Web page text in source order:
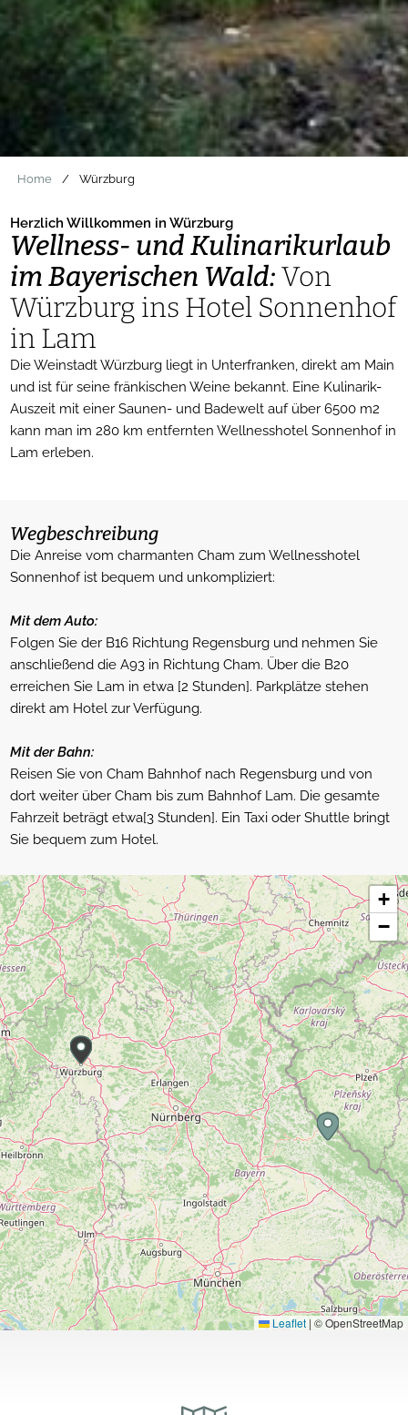
Home / Würzburg
Herzlich Willkommen in Würzburg
Wellness- und Kulinarikurlaub
im Bayerischen Wald:Von
Würzburg ins Hotel Sonnenhof
in Lam
Die Weinstadt Würzburg liegt in Unterfranken, direkt am Main
und ist für seine fränkischen Weine bekannt. Eine Kulinarik-
Auszeit mit einer Saunen- und Badewelt auf über 6500 m2
kann man im 280 km entfernten Wellnesshotel Sonnenhof in
Lam erleben.
Wegbeschreibung
Die Anreise vom charmanten Cham zum Wellnesshotel
Sonnenhof ist bequem und unkompliziert:
Mit dem Auto:
Folgen Sie der B16 Richtung Regensburg und nehmen Sie
anschließend die A93 in Richtung Cham. Über die B20
erreichen Sie Lam in etwa [2 Stunden]. Parkplätze stehen
direkt am Hotel zur Verfügung.
Mit der Bahn:
Reisen Sie von Cham Bahnhof nach Regensburg und von
dort weiter über Cham bis zum Bahnhof Lam. Die gesamte
Fahrzeit beträgt etwa[3 Stunden]. Ein Taxi oder Shuttle bringt
Sie bequem zum Hotel.
+
−
Leaflet | © OpenStreetMap